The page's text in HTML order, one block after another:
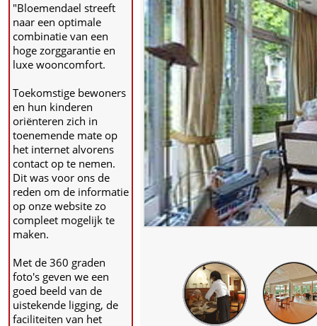
"Bloemendael streeft
naar een optimale
combinatie van een
hoge zorggarantie en
luxe wooncomfort.
Toekomstige bewoners
en hun kinderen
oriënteren zich in
toenemende mate op
het internet alvorens
contact op te nemen.
Dit was voor ons de
reden om de informatie
op onze website zo
compleet mogelijk te
maken.
Met de 360 graden
foto's geven we een
goed beeld van de
uistekende ligging, de
faciliteiten van het